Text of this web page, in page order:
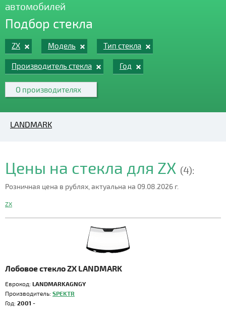
автомобилей
Подбор стекла
ZX Модель Тип стекла
Производитель стекла Год
О производителях
LANDMARK
Цены на стекла для ZX (4):
Розничная цена в рублях, актуальна на 09.08.2026 г.
ZX
Лобовое стекло ZX LANDMARK
Еврокод: LANDMARKAGNGY
Производитель: SPEKTR
Год: 2001 -